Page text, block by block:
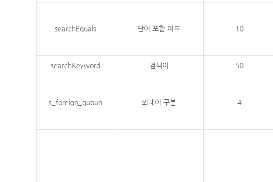
searchEquals 단어 포함 여부 10
searchKeyword 검색어 50
s_foreign_gubun 외래어 구분 4